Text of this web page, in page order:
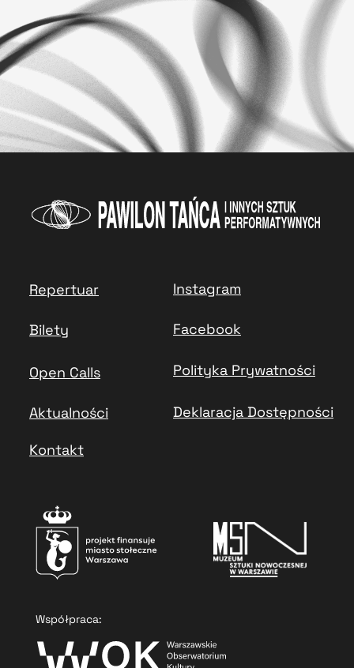
Repertuar
Współpraca:
Bilety
Open Calls
Kontakt
Aktualności
Polityka Prywatności
Deklaracja Dostępności
Instagram
Facebook